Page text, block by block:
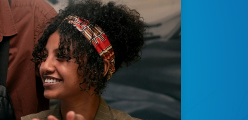
Serviços Profissionais de Dados e IA
Dados e IA AWS
Dados e IA Azure
Atlas Dedalus